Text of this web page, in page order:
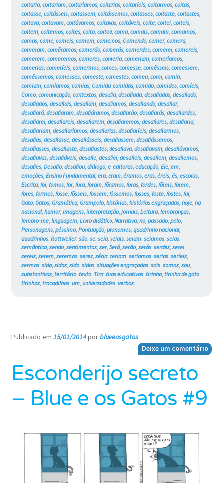
coitaria, coitariam, coitaríamos, coitarias, coitaríeis, coitarmos, coitas,
coitasse, coitásseis, coitassem, coitássemos, coitasses, coitaste, coitastes,
coitava, coitavam, coitávamos, coitavas, coitáveis, coite, coitei, coiteis,
coitem, coitemos, coites, coito, coitou, coma, comais, comam, comamos,
comas, come, comeis, comem, comemos, Comendo, comer, comera,
comeram, comêramos, comerão, comerás, comerdes, comerei, comereis,
comerem, comeremos, comeres, comeria, comeriam, comeríamos,
comerias, comeríeis, comermos, comes, comesse, comêsseis, comessem,
comêssemos, comesses, comeste, comestes, comeu, comi, comia,
comiam, comíamos, comias, Comida, comidas, comido, comidos, comíeis,
Como, comunicação, contextos, desafia, desafiada, desafiadas, desafiado,
desafiados, desafiais, desafiam, desafiamos, desafiando, desafiar,
desafiará, desafiaram, desafiáramos, desafiarão, desafiarás, desafiardes,
desafiarei, desafiareis, desafiarem, desafiaremos, desafiares, desafiaria,
desafiariam, desafiaríamos, desafiarias, desafiaríeis, desafiarmos,
desafias, desafiasse, desafiásseis, desafiassem, desafiássemos,
desafiasses, desafiaste, desafiastes, desafiava, desafiavam, desafiávamos,
desafiavas, desafiáveis, desafie, desafiei, desafieis, desafiem, desafiemos,
desafies, Desafio, desafiou, diálogo, e, editoras, educação, Ele, em,
emoções, Ensino Fundamental, era, eram, éramos, eras, éreis, és, escolas,
Escrita, foi, fomos, for, fora, foram, fôramos, foras, fordes, fôreis, forem,
fores, formos, fosse, fôsseis, fossem, fôssemos, fosses, foste, fostes, fui,
Gato, Gatos, Gramática, Grampolo, histórias, histórias engraçadas, hoje, hq
nacional, humor, imagens, interpretação, jornais, Leitura, lembranças,
lembro-me, linguagem, Livro didático, Narrativa, no, passado, pelo,
Personagens, péssimo, Pontuação, pronomes, quadrinho nacional,
quadrinhos, Rottweiler, são, se, seja, sejais, sejam, sejamos, sejas,
semântica, sendo, sentimentos, ser, Será, serão, serás, serdes, serei,
sereis, serem, seremos, seres, séria, seriam, seríamos, serias, seríeis,
sermos, sida, sidas, sido, sidos, situações engraçadas, sois, somos, sou,
substantivos, território, texto, Tira, tiras educativas, tirinha, tirinha de gato,
tirinhas, trocadilhos, um, universidades, verbos
Publicado em 15/01/2014porblueeosgatos
Deixe um comentário
Esconderijo secreto
– Blue e os Gatos #9